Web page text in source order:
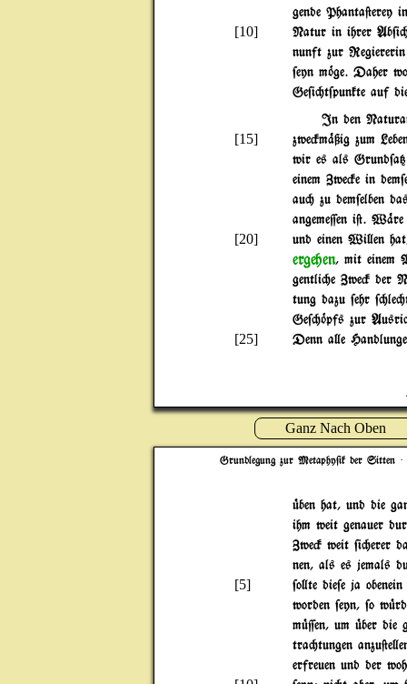
gende Phanta@erey
[10]
Natur in ihrer
nunft zur Regiererin
$eyn m~ge. Daher
Ge$i"t$punkte auf
In den
[15]
zwe#m%ßig zum
wir es als Grund$a{
einem Zwe#e in
au" zu dem$elben
angeme=en i@.
[20] und einen Wi}en
ergehen, mit einem
gentli"e Zwe# der
tung dazu $ehr
Ge$"~pfs zur
[25] Denn a}e
Ganz Nach Oben
Grundlegung zur Metaphy$ik der Sitten·
|ben hat, und die
ihm weit genauer
Zwe# weit $i"erer
nen, als es jemals
[5]
$o}te die$e ja
worden $eyn, $o
m|=en, um |ber
tra"tungen
erfreuen und der